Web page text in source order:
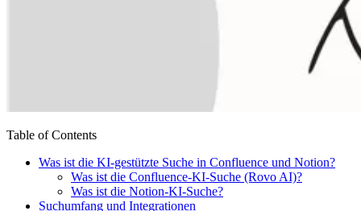
Table of Contents
Was ist die KI-gestützte Suche in Confluence und Notion?
Was ist die Confluence-KI-Suche (Rovo AI)?
Was ist die Notion-KI-Suche?
Suchumfang und Integrationen